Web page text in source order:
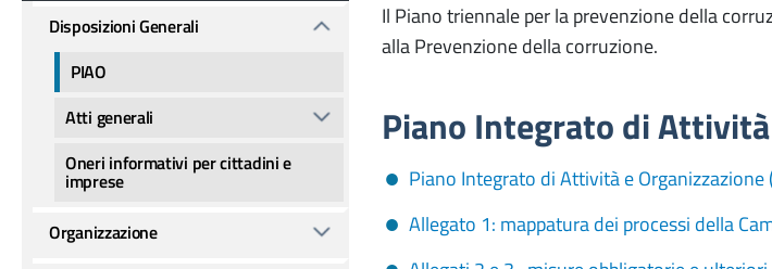
Il Piano triennale per la prevenzione della
alla Prevenzione della corruzione.
Piano Integrato di
Piano Integrato di Attività e Organizzazione
Allegato 1: mappatura dei processi della
Disposizioni Generali
PIAO
Atti generali
Oneri informativi per cittadini e
imprese
Organizzazione